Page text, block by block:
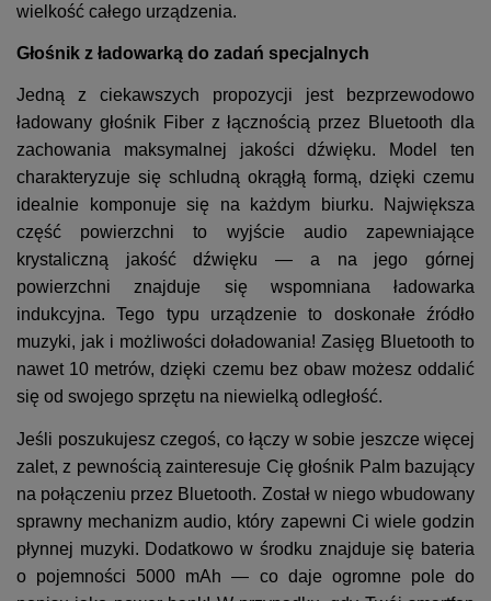
wielkość całego urządzenia.
Głośnik z ładowarką do zadań specjalnych
Jedną z ciekawszych propozycji jest bezprzewodowo
ładowany głośnik Fiber z łącznością przez Bluetooth dla
zachowania maksymalnej jakości dźwięku. Model ten
charakteryzuje się schludną okrągłą formą, dzięki czemu
idealnie komponuje się na każdym biurku. Największa
część powierzchni to wyjście audio zapewniające
krystaliczną jakość dźwięku — a na jego górnej
powierzchni znajduje się wspomniana ładowarka
indukcyjna. Tego typu urządzenie to doskonałe źródło
muzyki, jak i możliwości doładowania! Zasięg Bluetooth to
nawet 10 metrów, dzięki czemu bez obaw możesz oddalić
się od swojego sprzętu na niewielką odległość.
Jeśli poszukujesz czegoś, co łączy w sobie jeszcze więcej
zalet, z pewnością zainteresuje Cię głośnik Palm bazujący
na połączeniu przez Bluetooth. Został w niego wbudowany
sprawny mechanizm audio, który zapewni Ci wiele godzin
płynnej muzyki. Dodatkowo w środku znajduje się bateria
o pojemności 5000 mAh — co daje ogromne pole do